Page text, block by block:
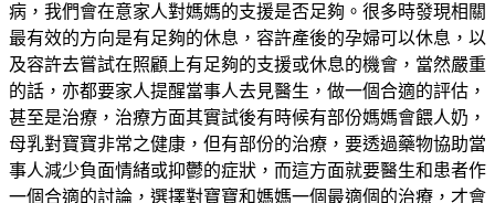
病，我們會在意家人對媽媽的支援是否足夠。很多時發現相關
最有效的方向是有足夠的休息，容許產後的孕婦可以休息，以
及容許去嘗試在照顧上有足夠的支援或休息的機會，當然嚴重
的話，亦都要家人提醒當事人去見醫生，做一個合適的評估，
甚至是治療，治療方面其實試後有時候有部份媽媽會餵人奶，
母乳對寶寶非常之健康，但有部份的治療，要透過藥物協助當
事人減少負面情緒或抑鬱的症狀，而這方面就要醫生和患者作
一個合適的討論，選擇對寶寶和媽媽一個最適個的治療，才會